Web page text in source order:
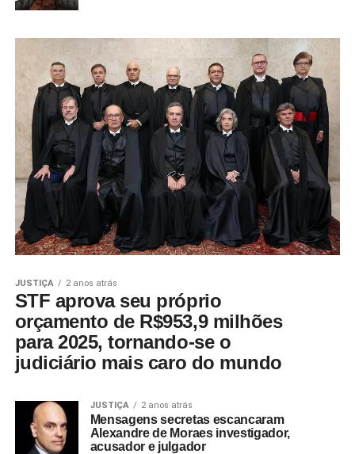
JUSTIÇA 2 anos atrás
STF aprova seu próprio
orçamento de R$953,9 milhões
para 2025, tornando-se o
judiciário mais caro do mundo
JUSTIÇA 2 anos atrás
Mensagens secretas escancaram
Alexandre de Moraes investigador,
acusador e julgador